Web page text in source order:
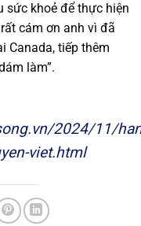
sức khoẻ để thực hiện
cám ơn anh vì đã
Canada, tiếp thêm
làm”.
2024/11/
viet.html